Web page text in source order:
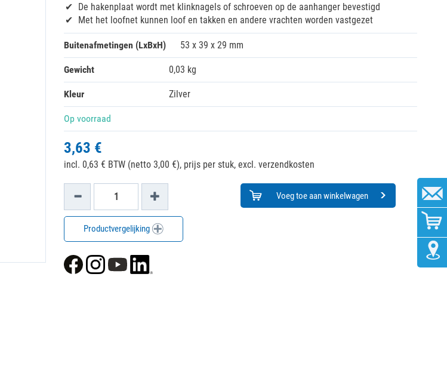
De hakenplaat wordt met klinknagels of schroeven op de aanhanger bevestigd
Met het loofnet kunnen loof en takken en andere vrachten worden vastgezet
Buitenafmetingen (LxBxH) 53 x 39 x 29 mm
Gewicht 0,03 kg
Kleur Zilver
Op voorraad
3,63 €
incl. 0,63 € BTW (netto 3,00 €), prijs per stuk, excl. verzendkosten
Voeg toe aan winkelwagen
Productvergelijking